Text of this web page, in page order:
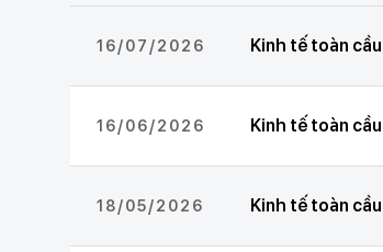
16/07/2026 Kinh tế toàn cầu
16/06/2026 Kinh tế toàn cầu
18/05/2026 Kinh tế toàn cầu